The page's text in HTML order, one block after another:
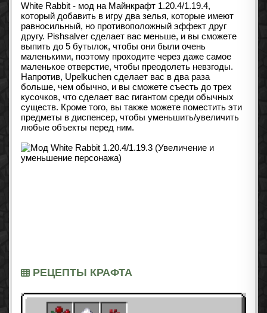
White Rabbit - мод на Майнкрафт 1.20.4/1.19.4,
который добавить в игру два зелья, которые имеют
равносильный, но противоположный эффект друг
другу. Pishsalver сделает вас меньше, и вы сможете
выпить до 5 бутылок, чтобы они были очень
маленькими, поэтому проходите через даже самое
маленькое отверстие, чтобы преодолеть невзгоды.
Напротив, Upelkuchen сделает вас в два раза
больше, чем обычно, и вы сможете съесть до трех
кусочков, что сделает вас гигантом среди обычных
существ. Кроме того, вы также можете поместить эти
предметы в диспенсер, чтобы уменьшить/увеличить
любые объекты перед ним.
РЕЦЕПТЫ КРАФТА